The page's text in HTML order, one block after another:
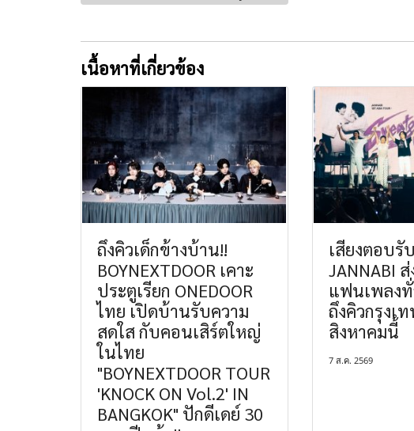
เนื้อหาที่เกี่ยวข้อง
ถึงคิวเด็กข้างบ้าน!!
BOYNEXTDOOR เคาะ
ประตูเรียก ONEDOOR
ไทย เปิดบ้านรับความ
สดใส กับคอนเสิร์ตใหญ่
ในไทย
"BOYNEXTDOOR TOUR
'KNOCK ON Vol.2' IN
BANGKOK" ปักดีเดย์ 30
เสียงตอบรั
JANNABI
แฟนเพลงทั่
ถึงคิวกรุงเ
สิงหาคมนี้
7 ส.ค. 2569